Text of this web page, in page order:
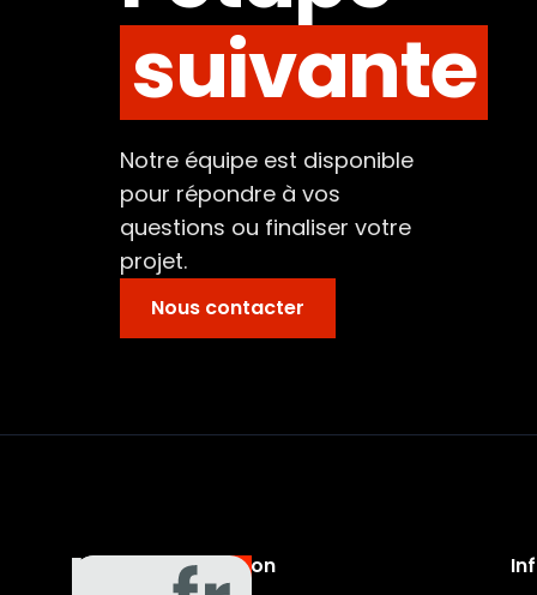
suivante
Notre équipe est disponible
pour répondre à vos
questions ou finaliser votre
projet.
Nous contacter
Navigation